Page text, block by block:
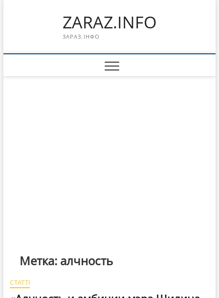
ZARAZ.INFO
ЗАРАЗ.ІНФО
Метка: алчность
СТАТТІ